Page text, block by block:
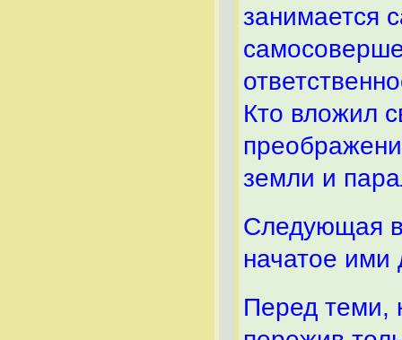
занимается
Кто вложил
земли и
Следующая
начатое ими
Перед теми,